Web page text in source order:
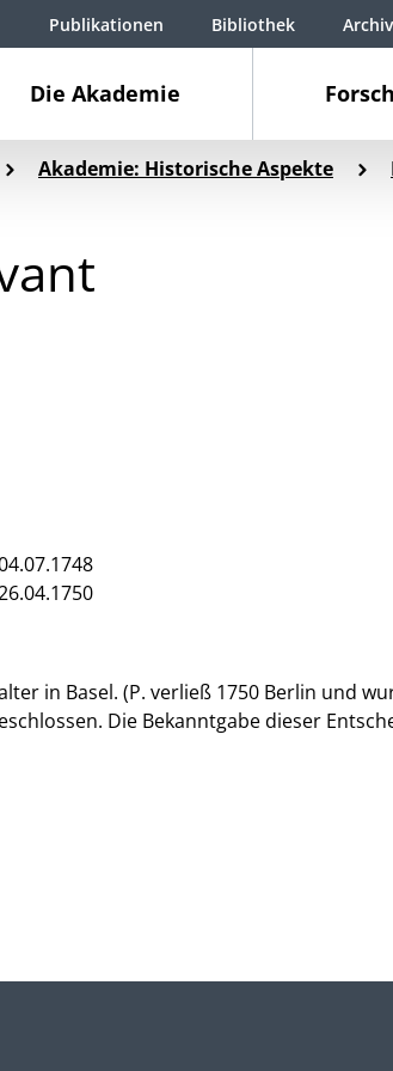
Die Akademie
Publikationen Bibliothek
Akademie: Historische Aspekte
in Basel. (P. verließ 1750 Berlin und
Die Bekanntgabe dieser